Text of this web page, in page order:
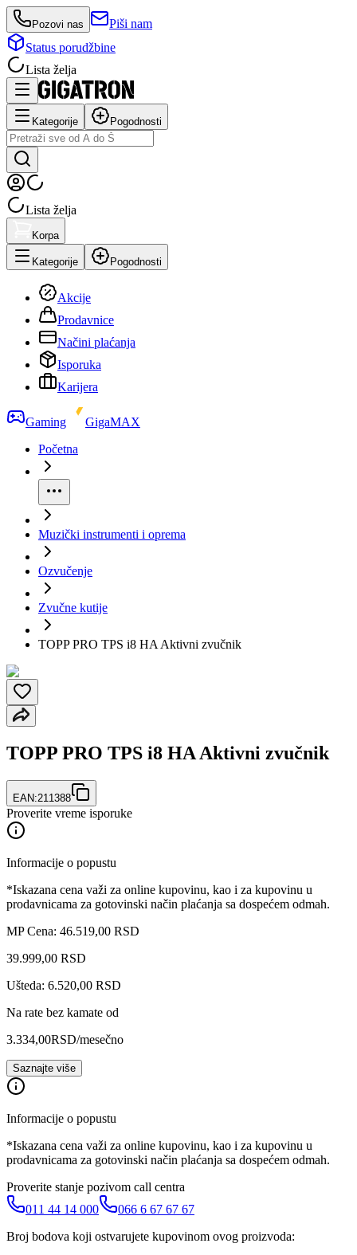
Pozovi nas
Piši nam
Status porudžbine
Lista želja
Kategorije Pogodnosti
Lista želja
Korpa
Kategorije Pogodnosti
Akcije
Prodavnice
Načini plaćanja
Isporuka
Karijera
Gaming
GigaMAX
Početna
Muzički instrumenti i oprema
Ozvučenje
Zvučne kutije
TOPP PRO TPS i8 HA Aktivni zvučnik
TOPP PRO TPS i8 HA Aktivni zvučnik
EAN:211388
Proverite vreme isporuke
Informacije o popustu
*Iskazana cena važi za online kupovinu, kao i za kupovinu u
prodavnicama za gotovinski način plaćanja sa dospećem odmah.
MP Cena: 46.519,00 RSD
39.999,00 RSD
Ušteda: 6.520,00 RSD
Na rate bez kamate od
3.334,00RSD/mesečno
Saznajte više
Informacije o popustu
*Iskazana cena važi za online kupovinu, kao i za kupovinu u
prodavnicama za gotovinski način plaćanja sa dospećem odmah.
Proverite stanje pozivom call centra
011 44 14 000
066 6 67 67 67
Broj bodova koji ostvarujete kupovinom ovog proizvoda: